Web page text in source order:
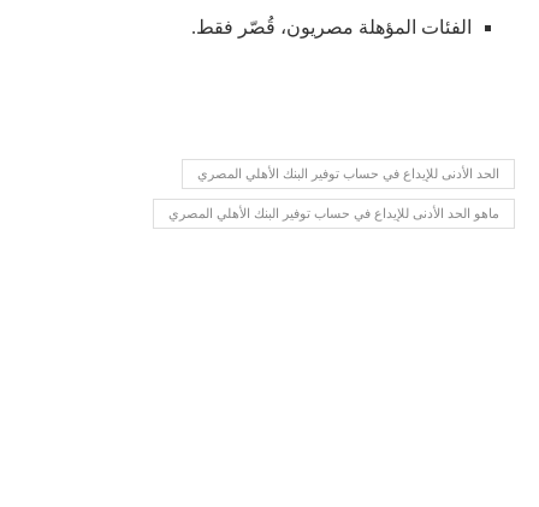
الفئات المؤهلة مصريون، قُصّر فقط.
الحد الأدنى للإيداع في حساب توفير البنك الأهلي المصري
ماهو الحد الأدنى للإيداع في حساب توفير البنك الأهلي المصري